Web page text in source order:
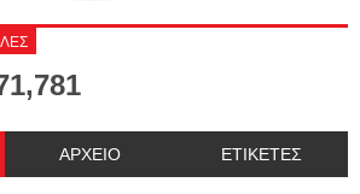
ΑΡΧΕΙΟ ΕΤΙΚΕΤΕΣ